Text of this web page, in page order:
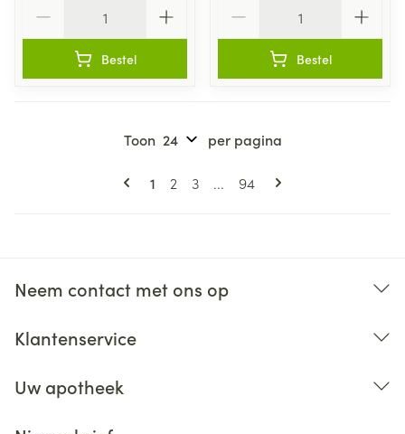
Bestel Bestel
Pagina's
U lees momenteel pagina
1 Pagina
2 Pagina
3 ... Pagina
94
Toon per pagina
Neem contact met ons op
Klantenservice
Uw apotheek